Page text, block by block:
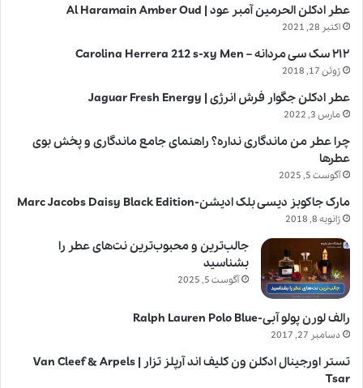
عطر ادکلن الحرمین آمبر عود | Al Haramain Amber Oud
اکتبر 28, 2021
۲۱۲ سک سی مردانه – Carolina Herrera 212 s-xy Men
ژوئن 17, 2018
عطر ادکلن جگوار فرش انرژی | Jaguar Fresh Energy
مارس 3, 2022
چرا عطر من ماندگاری نداره؟ راهنمای جامع ماندگاری و پخش بوی
عطرها
آگوست 5, 2025
مارک جاکوبز دیسی بلک ادیشن-Marc Jacobs Daisy Black Edition
ژانویه 8, 2018
جالب‌ترین و محبوب‌ترین نت‌های عطر را
بشناسید
آگوست 5, 2025
رالف لورن پولو آبی-Ralph Lauren Polo Blue
دسامبر 27, 2017
تستر اورجینال ادکلن ون کلیف اند آرپلز تزار | Van Cleef & Arpels
Tsar